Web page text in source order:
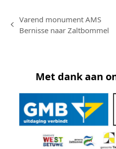
previous
Varend monument AMS
Bernisse naar Zaltbommel
Met dank aan